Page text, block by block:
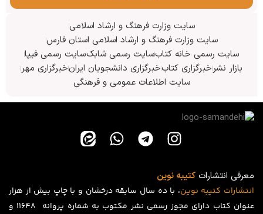
سایت وزارت فرهنگ و ارشاد اسلامی
سایت وزارت فرهنگ و ارشاد اسلامی استان فارس
سایت رسمی خانه کتابسایت رسمی شابکسایت رسمی فیپا
بازار نشر خبرگزاری کتابخبرگزاری دانشجویان ایرانخبرگزاری مهر
سایت اطلاعات عمومی و فرهنگی
معرفی انتشاراتکتیبه نوین
انتشارات کتیبه نوین، با ده سال سابقه درخشان و با چاپ بیش از هزار
عنوان کتاب دارای مجوز رسمی نشر مکتوب به شماره پروانه ۱۱۶۴۸ و